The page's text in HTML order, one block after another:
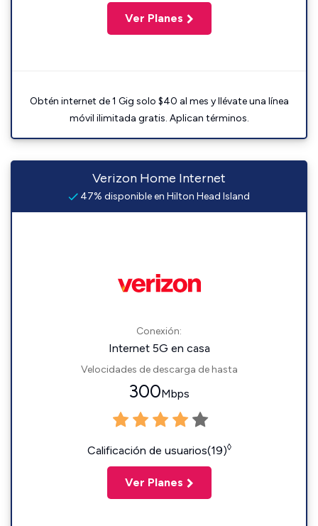
Ver Planes
Obtén internet de 1 Gig solo $40 al mes y llévate una línea
móvil ilimitada gratis. Aplican términos.
Verizon Home Internet
47% disponible en Hilton Head Island
Conexión:
Internet 5G en casa
Velocidades de descarga de hasta
300Mbps
Calificación de usuarios(19)◊
Ver Planes